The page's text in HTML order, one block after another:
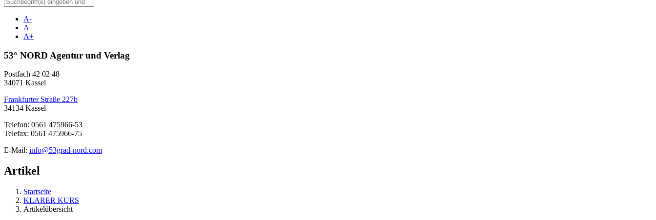
A-
A
A+
53° NORD Agentur und Verlag
Postfach 42 02 48
34071 Kassel
Frankfurter Straße 227b
34134 Kassel
Telefon: 0561 475966-53
Telefax: 0561 475966-75
E-Mail: info@53grad-nord.com
Artikel
Startseite
KLARER KURS
Artikelübersicht